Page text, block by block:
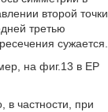
второй точки
третью
сужается.
на фиг.13 в EP
в частности, при